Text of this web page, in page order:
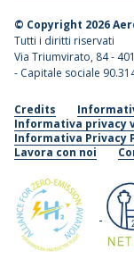
© Copyright 2026
Tutti i diritti riservati
Via Triumvirato, 84 -
- Capitale sociale
Credits
Informativa privacy
Informativa Privacy
Lavora con noi